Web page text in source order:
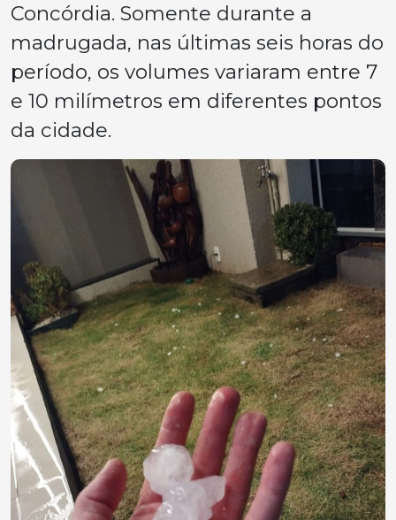
Concórdia. Somente durante a
madrugada, nas últimas seis horas do
período, os volumes variaram entre 7
e 10 milímetros em diferentes pontos
da cidade.